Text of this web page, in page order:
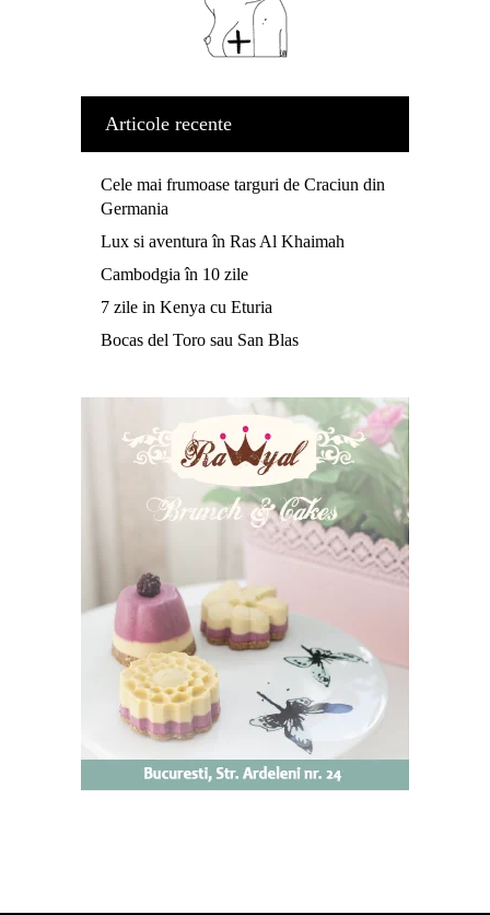
Articole recente
Cele mai frumoase targuri de Craciun din
Germania
Lux si aventura în Ras Al Khaimah
Cambodgia în 10 zile
7 zile in Kenya cu Eturia
Bocas del Toro sau San Blas